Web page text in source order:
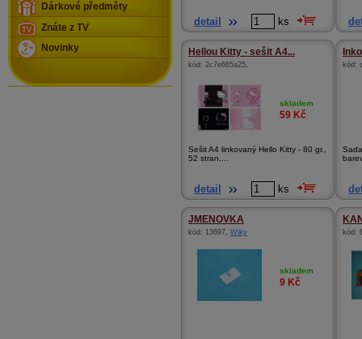
detail ks
Hellou Kitty - sešit A4...
kód: 2c7e665a25,
skladem
59 Kč
Sešit A4 linkovaný Hello Kitty - 80 gr.,
52 stran....
detail ks
kód:
JMENOVKA
kód: 13697, Wiky
skladem
9 Kč
kód:
Dárkové předměty
Znáte z TV
Novinky